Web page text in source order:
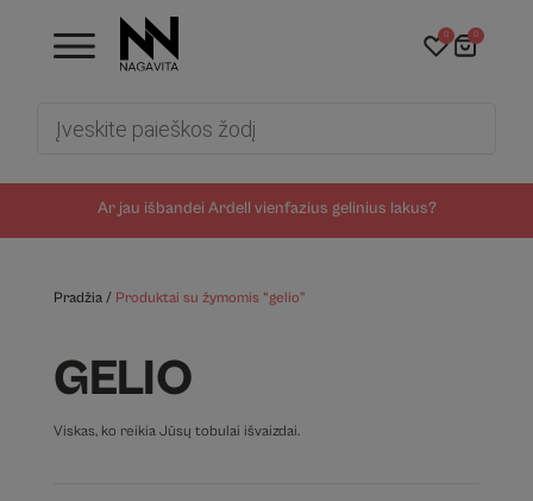
Ar jau išbandei Ardell vienfazius gelinius lakus?
0 0
Pradžia/ Produktai su žymomis “gelio”
GELIO
Viskas, ko reikia Jūsų tobulai išvaizdai.